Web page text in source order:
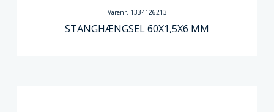
Varenr. 1334126213
STANGHÆNGSEL 60X1,5X6 MM